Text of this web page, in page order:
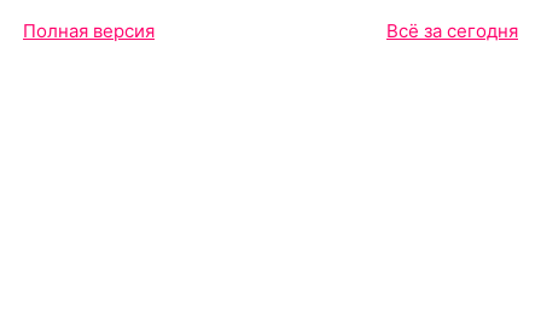
Полная версия Всё за сегодня